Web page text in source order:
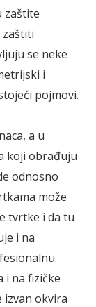
zaštite
zaštiti
se neke
i
pojmovi.
a u
koji obrađuju
odnosno
može
tvrtke i da tu
i na
i na fizičke
izvan okvira